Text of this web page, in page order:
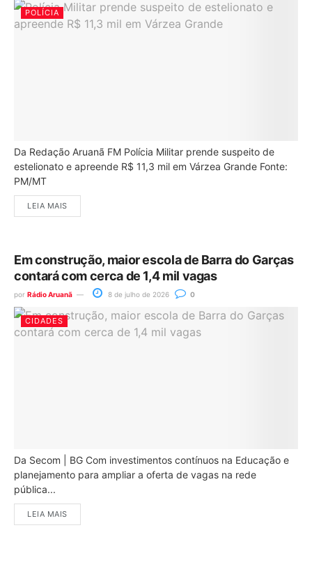
POLÍCIA
Da Redação Aruanã FM Polícia Militar prende suspeito de
estelionato e apreende R$ 11,3 mil em Várzea Grande Fonte:
PM/MT
LEIA MAIS
Em construção, maior escola de Barra do Garças
contará com cerca de 1,4 mil vagas
por Rádio Aruanã 8 de julho de 2026 0
CIDADES
Da Secom | BG Com investimentos contínuos na Educação e
planejamento para ampliar a oferta de vagas na rede
pública...
LEIA MAIS